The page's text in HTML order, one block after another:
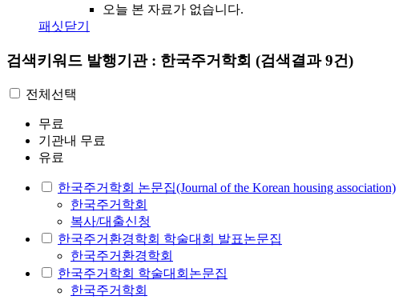
오늘 본 자료가 없습니다.
패싯닫기
검색키워드 발행기관 : 한국주거학회 (검색결과 9건)
전체선택
무료
기관내 무료
유료
한국주거학회 논문집(Journal of the Korean housing association)
한국주거학회
복사/대출신청
한국주거환경학회 학술대회 발표논문집
한국주거환경학회
한국주거학회 학술대회논문집
한국주거학회